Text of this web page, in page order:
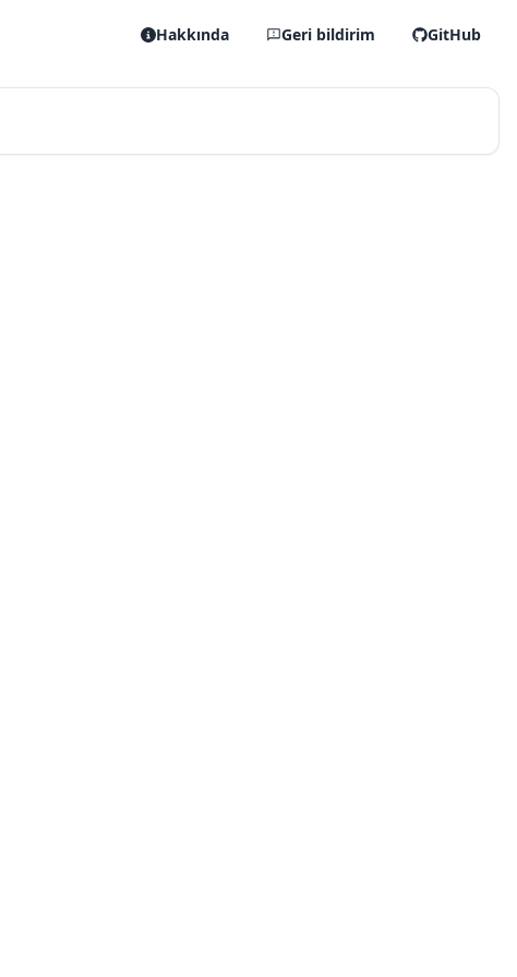
Hakkında Geri bildirim GitHub